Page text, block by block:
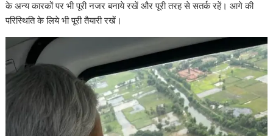
के अन्य कारकों पर भी पूरी नजर बनाये रखें और पूरी तरह से सतर्क रहें। आगे की
परिस्थिति के लिये भी पूरी तैयारी रखें।